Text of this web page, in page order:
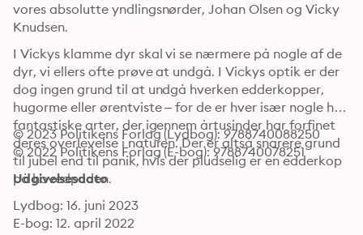
vores absolutte yndlingsnørder, Johan Olsen og Vicky
Knudsen.
I Vickys klamme dyr skal vi se nærmere på nogle af de
dyr, vi ellers ofte prøve at undgå. I Vickys optik er der
dog ingen grund til at undgå hverken edderkopper,
hugorme eller ørentviste – for de er hver især nogle helt
fantastiske arter, der igennem årtusinder har forfinet
deres overlevelse i naturen. Der er altså snarere grund
til jubel end til panik, hvis der pludselig er en edderkop
på hovedpuden.
© 2023 Politikens Forlag (Lydbog): 9788740088250
© 2022 Politikens Forlag (E-bog): 9788740078251
Udgivelsesdato
Lydbog: 16. juni 2023
E-bog: 12. april 2022